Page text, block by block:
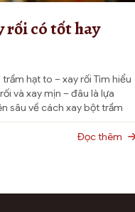
rối có tốt hay
hạt to – xay rối Tìm hiểu
và xay mịn – đâu là lựa
sâu về cách xay bột trầm
nụ trầm hương thủ công
Đọc thêm